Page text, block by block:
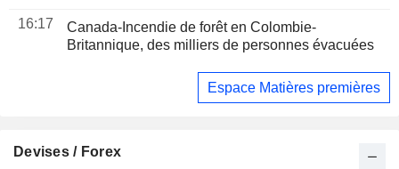
16:17
Canada-Incendie de forêt en Colombie-
Britannique, des milliers de personnes évacuées
Espace Matières premières
Devises / Forex